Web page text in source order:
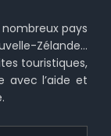
pays
Zélande…
touristiques,
avec l’aide et